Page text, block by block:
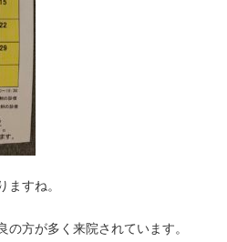
ますね。
の方が多く来院されています。